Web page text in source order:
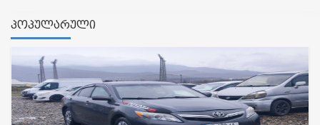
პოპულარული